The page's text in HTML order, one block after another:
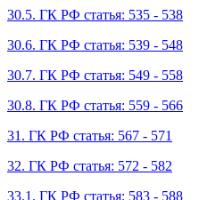
30.5. ГК РФ статья: 535 - 538
30.6. ГК РФ статья: 539 - 548
30.7. ГК РФ статья: 549 - 558
30.8. ГК РФ статья: 559 - 566
31. ГК РФ статья: 567 - 571
32. ГК РФ статья: 572 - 582
33.1. ГК РФ статья: 583 - 588